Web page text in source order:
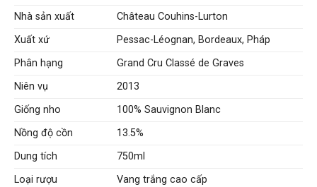
Nhà sản xuất
Château Couhins-Lurton
Xuất xứ
Pessac-Léognan, Bordeaux, Pháp
Phân hạng
Grand Cru Classé de Graves
Niên vụ
2013
Giống nho
100% Sauvignon Blanc
Nồng độ cồn
13.5%
Dung tích
750ml
Loại rượu
Vang trắng cao cấp